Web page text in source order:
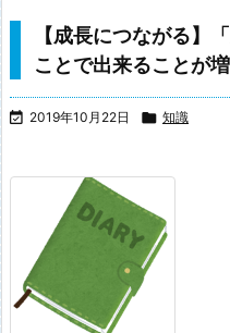
【成長につながる】
ことで出来ることが
 2019年10月22日  知識